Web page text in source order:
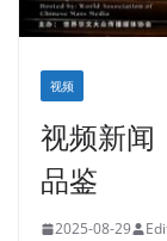
视频
视频新闻
品鉴
2025-08-29